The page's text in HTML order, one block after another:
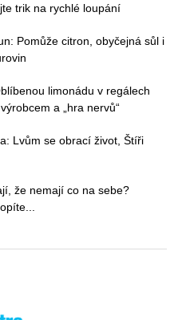
trik na rychlé loupání
Pomůže citron, obyčejná sůl i
limonádu v regálech
a „hra nervů“
Lvům se obrací život, Štíři
že nemají co na sebe?